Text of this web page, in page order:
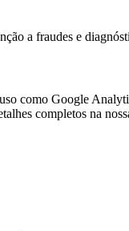
a fraudes e
como Google
completos na